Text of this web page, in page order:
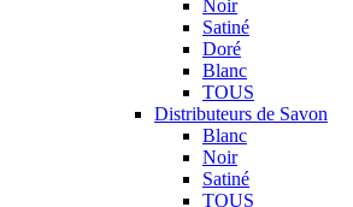
Noir
Satiné
Doré
Blanc
TOUS
Distributeurs de Savon
Blanc
Noir
Satiné
TOUS